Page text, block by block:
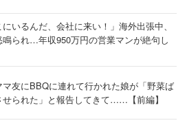
にいるんだ、会社に来い！」海外出張中、
鳴られ…年収950万円の営業マンが絶句し
友にBBQに連れて行かれた娘が「野菜ば
せられた」と報告してきて……【前編】